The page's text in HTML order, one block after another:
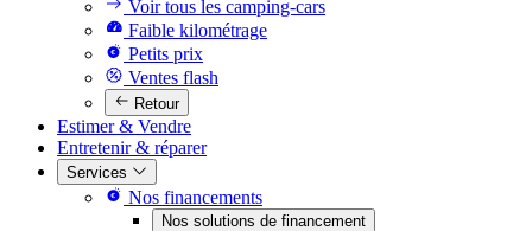
Voir tous les camping-cars
Faible kilométrage
Petits prix
Ventes flash
Retour
Estimer & Vendre
Entretenir & réparer
Services
Nos financements
Nos solutions de financement